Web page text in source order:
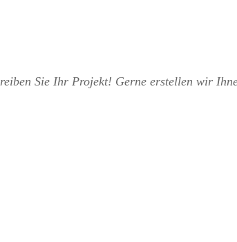
Sie Ihr Projekt! Gerne erstellen wir